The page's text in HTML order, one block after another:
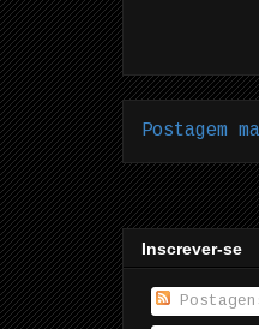
Postagem
Inscrever-se